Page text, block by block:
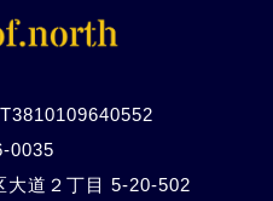
T3810109640552
0035
大道２丁目 5-20-502